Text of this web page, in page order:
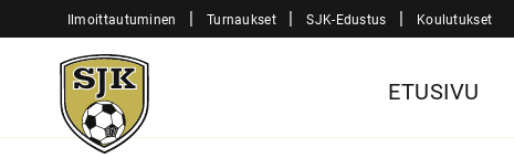
sisältöön
Ilmoittautuminen | Turnaukset | SJK-Edustus | Koulutukset
Sjk-
Juniorit
ETUSIVU